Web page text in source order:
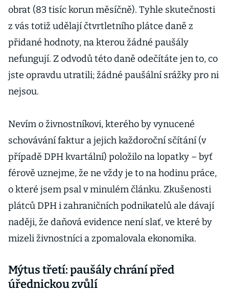
obrat (83 tisíc korun měsíčně). Tyhle skutečnosti
z vás totiž udělají čtvrtletního plátce daně z
přidané hodnoty, na kterou žádné paušály
nefungují. Z odvodů této daně odečítáte jen to, co
jste opravdu utratili; žádné paušální srážky pro ni
nejsou.
Nevím o živnostníkovi, kterého by vynucené
schovávání faktur a jejich každoroční sčítání (v
případě DPH kvartální) položilo na lopatky – byť
férově uznejme, že ne vždy je to na hodinu práce,
o které jsem psal v minulém článku. Zkušenosti
plátců DPH i zahraničních podnikatelů ale dávají
naději, že daňová evidence není slať, ve které by
mizeli živnostníci a zpomalovala ekonomika.
Mýtus třetí: paušály chrání před
úřednickou zvůlí